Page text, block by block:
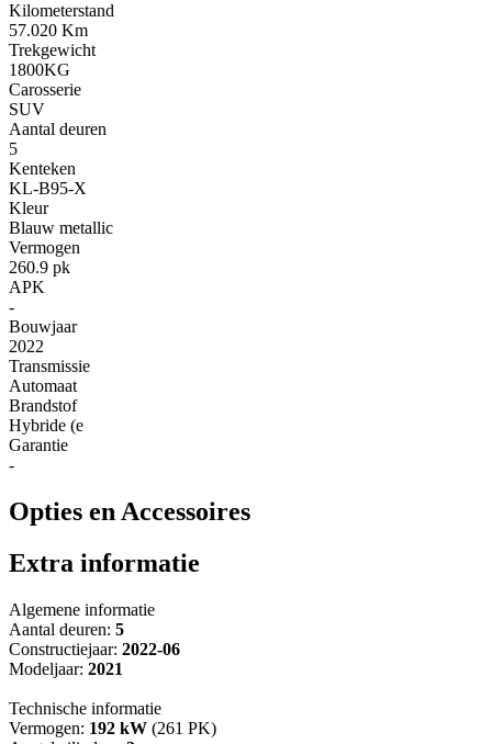
Kilometerstand
57.020 Km
Trekgewicht
1800KG
Carosserie
SUV
Aantal deuren
5
Kenteken
KL-B95-X
Kleur
Blauw metallic
Vermogen
260.9 pk
APK
-
Bouwjaar
2022
Transmissie
Automaat
Brandstof
Hybride (e
Garantie
-
Opties en Accessoires
Extra informatie
Algemene informatie
Aantal deuren: 5
Constructiejaar: 2022-06
Modeljaar: 2021
Technische informatie
Vermogen: 192 kW (261 PK)